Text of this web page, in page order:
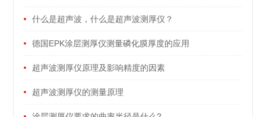
什么是超声波，什么是超声波测厚仪？
德国EPK涂层测厚仪测量磷化膜厚度的应用
超声波测厚仪原理及影响精度的因素
超声波测厚仪的测量原理